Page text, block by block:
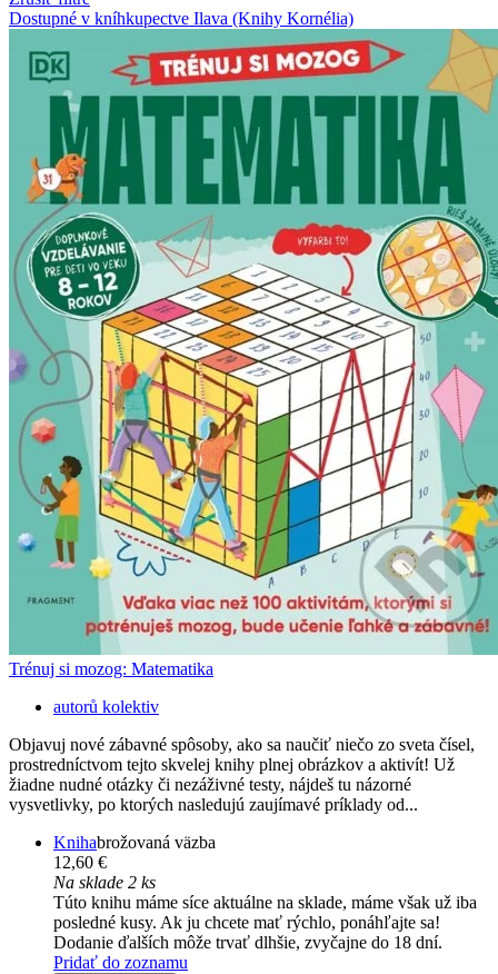
Dostupné v kníhkupectve Ilava (Knihy Kornélia)
Trénuj si mozog: Matematika
autorů kolektiv
Objavuj nové zábavné spôsoby, ako sa naučiť niečo zo sveta čísel,
prostredníctvom tejto skvelej knihy plnej obrázkov a aktivít! Už
žiadne nudné otázky či nezáživné testy, nájdeš tu názorné
vysvetlivky, po ktorých nasledujú zaujímavé príklady od...
Knihabrožovaná väzba
12,60 €
Na sklade 2 ks
Túto knihu máme síce aktuálne na sklade, máme však už iba
posledné kusy. Ak ju chcete mať rýchlo, ponáhľajte sa!
Dodanie ďalších môže trvať dlhšie, zvyčajne do 18 dní.
Pridať do zoznamu